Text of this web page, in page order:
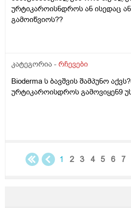
მერე 4ჯერ ვისმევ პატარა
ბიბჩენის დამცავ გვირილოს
უკბე არადა ჭიჭყიანია ხომ არ
ტამზე არვარ ასე.წყლოთაც კი
სახეზე წამოერად.ბუნჩენსაც
ურტიკაროისნდროს ან ისედაც
გამოიწვიოს??
კატეგორია - რჩევები
Bioderma ს ბავშვის შამპუნო
ურტიკაროისდროს გამოვიყენ9
1 2 3 4 5 6 7